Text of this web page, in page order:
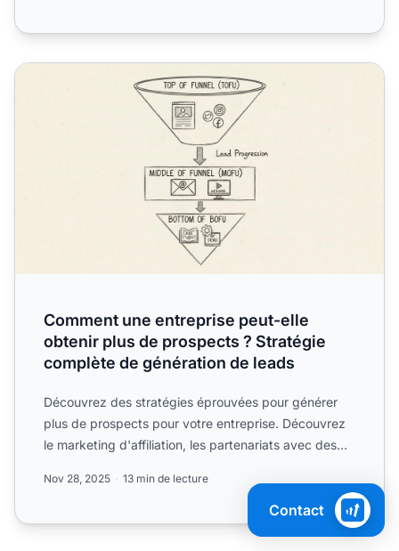
Comment une entreprise peut-elle obtenir plus de
Comment une entreprise peut-elle
obtenir plus de prospects ? Stratégie
complète de génération de leads
Découvrez des stratégies éprouvées pour générer
plus de prospects pour votre entreprise. Découvrez
le marketing d'affiliation, les partenariats avec des
Nov 28, 2025 13 min de lecture
Contact